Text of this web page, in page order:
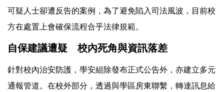
可疑人士卻遭反告的案例，為了避免陷入司法風波，目前校
方在處置上會確保流程合乎法律規範。
自保建議遭疑 校內死角與資訊落差
針對校內治安防護，學安組除發布正式公告外，亦建立多元
通報管道。在校外部分，透過與學區房東聯繫，轉達訊息給